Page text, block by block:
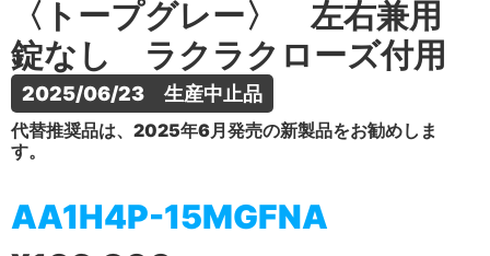
〈トープグレー〉 左右兼用
錠なし ラクラクローズ付用
2025/06/23　生産中止品
代替推奨品は、2025年6月発売の新製品をお勧めしま
す。
AA1H4P-15MGFNA